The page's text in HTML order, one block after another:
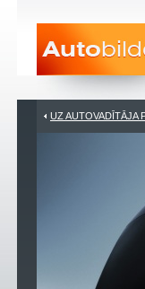
UZ AUTOVADĪTĀJA